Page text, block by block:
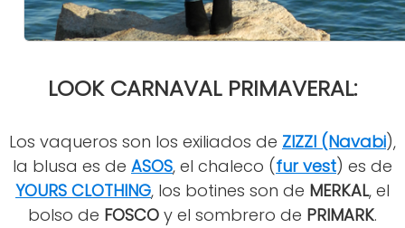
LOOK CARNAVAL PRIMAVERAL:
Los vaqueros son los exiliados de ZIZZI (Navabi),
la blusa es de ASOS, el chaleco (fur vest) es de
YOURS CLOTHING, los botines son de MERKAL, el
bolso de FOSCO y el sombrero de PRIMARK.